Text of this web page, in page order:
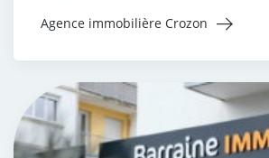
Agence immobilière Crozon